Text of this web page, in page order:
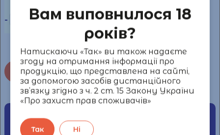
Вам виповнилося 18
років?
Натискаючи «Так» ви також надаєте
згоду на отримання інформації про
продукцію, що представлена на сайті,
за допомогою засобів дистанційного
зв’язку згідно з ч. 2 ст. 15 Закону України
«Про захист прав споживачів»
Так Ні
- + До кошика
Сообщить о наличии
В каталог
Наши контакты